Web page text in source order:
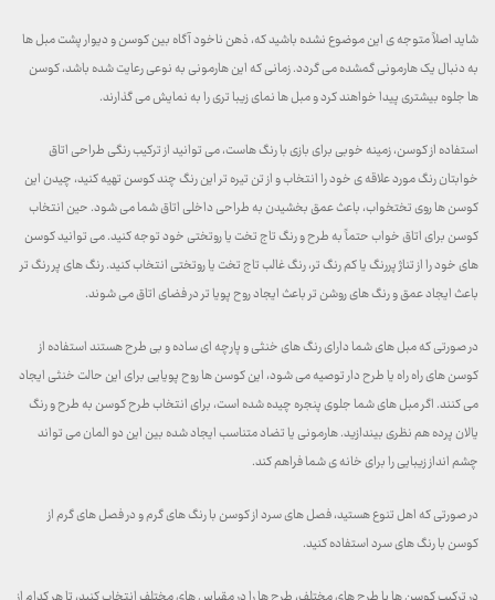
شاید اصلاً متوجه ی این موضوع نشده باشید که، ذهن ناخود آگاه بین کوسن و دیوار پشت مبل ها
به دنبال یک هارمونی گمشده می گردد. زمانی که این هارمونی به نوعی رعایت شده باشد، کوسن
ها جلوه بیشتری پیدا خواهند کرد و مبل ها نمای زیبا تری را به نمایش می گذارند.
استفاده از کوسن، زمینه خوبی برای بازی با رنگ هاست، می توانید از ترکیب رنگی طراحی اتاق
خوابتان رنگ مورد علاقه ی خود را انتخاب و از تن تیره تر این رنگ چند کوسن تهیه کنید، چیدن این
کوسن ها روی تختخواب، باعث عمق بخشیدن به طراحی داخلی اتاق شما می شود. حین انتخاب
کوسن برای اتاق خواب حتماً به طرح و رنگ تاج تخت یا روتختی خود توجه کنید. می توانید کوسن
های خود را از تناژ پررنگ یا کم رنگ تر، رنگ غالب تاج تخت یا روتختی انتخاب کنید. رنگ های پر رنگ تر
باعث ایجاد عمق و رنگ های روشن تر باعث ایجاد روح پویا تر در فضای اتاق می شوند.
در صورتی که مبل های شما دارای رنگ های خنثی و پارچه ای ساده و بی طرح هستند استفاده از
کوسن های راه راه یا طرح دار توصیه می شود، این کوسن ها روح پویایی برای این حالت خنثی ایجاد
می کنند. اگر مبل های شما جلوی پنجره چیده شده است، برای انتخاب طرح کوسن به طرح و رنگ
یالان پرده هم نظری بیندازید. هارمونی یا تضاد متناسب ایجاد شده بین این دو المان می تواند
چشم انداز زیبایی را برای خانه ی شما فراهم کند.
در صورتی که اهل تنوع هستید، فصل های سرد از کوسن با رنگ های گرم و در فصل های گرم از
کوسن با رنگ های سرد استفاده کنید.